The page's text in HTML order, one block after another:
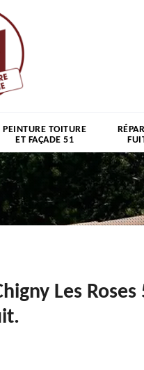
PEINTURE TOITURE
ET FAÇADE 51
Les Roses